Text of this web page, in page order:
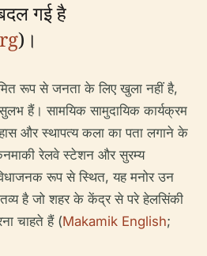
गई है
)।
रूप से जनता के लिए खुला नहीं है,
हैं। सामयिक सामुदायिक कार्यक्रम
और स्थापत्य कला का पता लगाने के
रेलवे स्टेशन और सुरम्य
रूप से स्थित, यह मनोर उन
है जो शहर के केंद्र से परे हेलसिंकी
चाहते हैं (Makamik English;